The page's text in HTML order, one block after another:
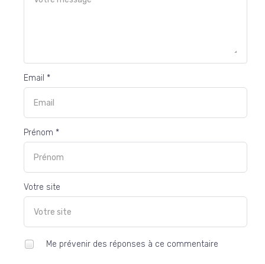
Email *
Prénom *
Votre site
Me prévenir des réponses à ce commentaire